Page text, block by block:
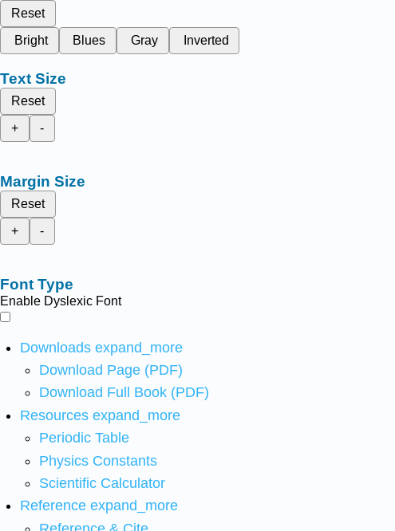
Reset
Bright
Blues Gray Inverted
Text Size
Reset
+
-
Margin Size
Reset
+
-
Font Type
Enable Dyslexic Font
Downloads expand_more
Download Page (PDF)
Download Full Book (PDF)
Resources expand_more
Periodic Table
Physics Constants
Scientific Calculator
Reference expand_more